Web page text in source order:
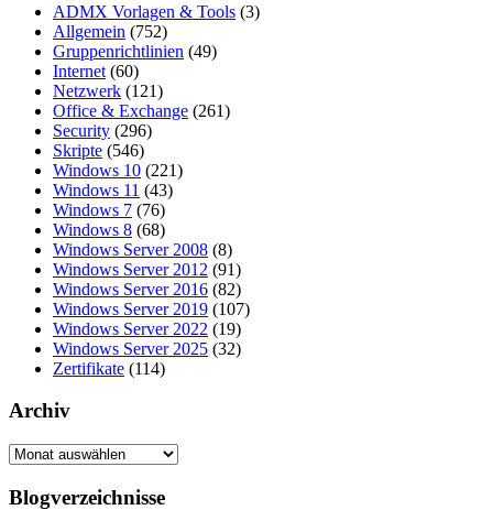
ADMX Vorlagen & Tools (3)
Allgemein (752)
Gruppenrichtlinien (49)
Internet (60)
Netzwerk (121)
Office & Exchange (261)
Security (296)
Skripte (546)
Windows 10 (221)
Windows 11 (43)
Windows 7 (76)
Windows 8 (68)
Windows Server 2008 (8)
Windows Server 2012 (91)
Windows Server 2016 (82)
Windows Server 2019 (107)
Windows Server 2022 (19)
Windows Server 2025 (32)
Zertifikate (114)
Archiv
Archiv
Blogverzeichnisse